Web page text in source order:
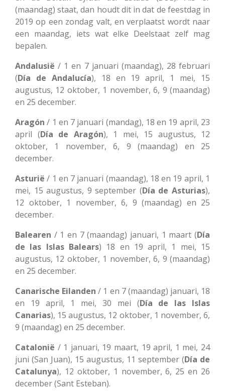
(maandag) staat, dan houdt dit in dat de feestdag in
2019 op een zondag valt, en verplaatst wordt naar
een maandag, iets wat elke Deelstaat zelf mag
bepalen.
Andalusië / 1 en 7 januari (maandag), 28 februari
(Día de Andalucía), 18 en 19 april, 1 mei, 15
augustus, 12 oktober, 1 november, 6, 9 (maandag)
en 25 december.
Aragón / 1 en 7 januari (mandag), 18 en 19 april, 23
april (Día de Aragón), 1 mei, 15 augustus, 12
oktober, 1 november, 6, 9 (maandag) en 25
december.
Asturië / 1 en 7 januari (maandag), 18 en 19 april, 1
mei, 15 augustus, 9 september (Día de Asturias),
12 oktober, 1 november, 6, 9 (maandag) en 25
december.
Balearen / 1 en 7 (maandag) januari, 1 maart (Día
de las Islas Balears) 18 en 19 april, 1 mei, 15
augustus, 12 oktober, 1 november, 6, 9 (maandag)
en 25 december.
Canarische Eilanden / 1 en 7 (maandag) januari, 18
en 19 april, 1 mei, 30 mei (Día de las Islas
Canarias), 15 augustus, 12 oktober, 1 november, 6,
9 (maandag) en 25 december.
Catalonië / 1 januari, 19 maart, 19 april, 1 mei, 24
juni (San Juan), 15 augustus, 11 september (Día de
Catalunya), 12 oktober, 1 november, 6, 25 en 26
december (Sant Esteban).